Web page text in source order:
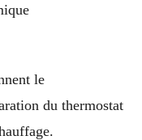
le
du thermostat